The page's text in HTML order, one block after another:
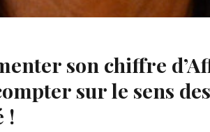
son chiffre
sur le sens
!